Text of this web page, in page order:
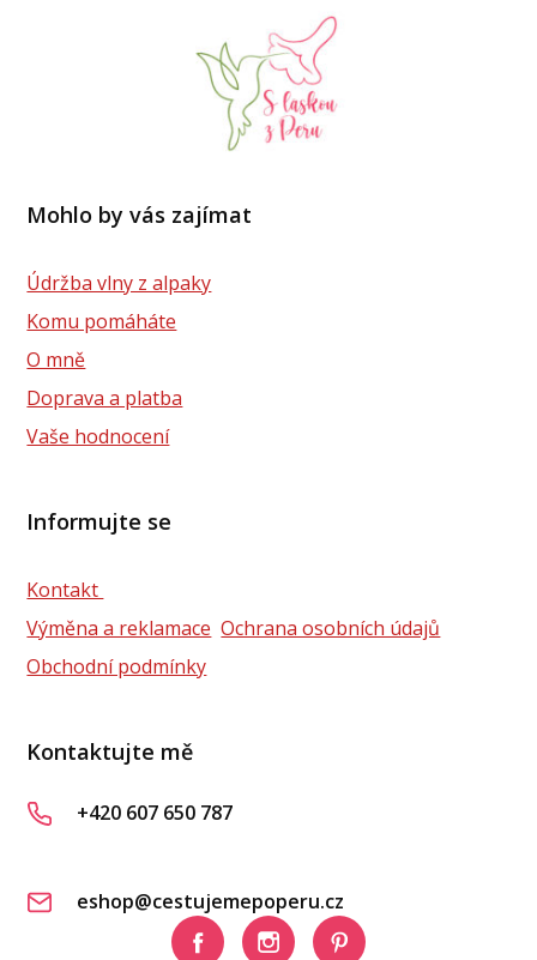
Mohlo by vás zajímat
Údržba vlny z alpaky
Komu pomáháte
O mně
Doprava a platba
Vaše hodnocení
Informujte se
Kontakt
Výměna a reklamace Ochrana osobních údajů
Obchodní podmínky
Kontaktujte mě
+420 607 650 787
eshop@cestujemepoperu.cz